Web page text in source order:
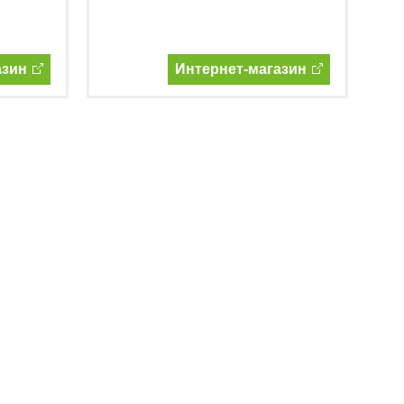
Интернет-магазин